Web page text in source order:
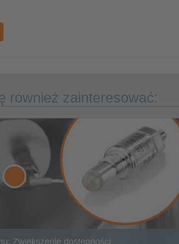
również zainteresować:
Zwiększenie dostępności